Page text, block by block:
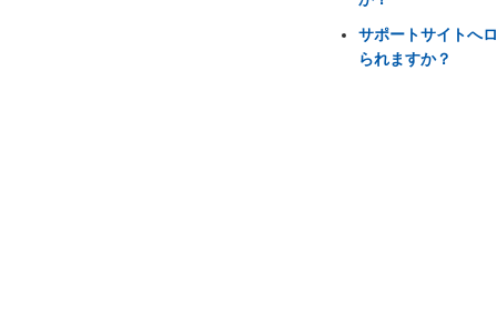
サポートサイトへ
られますか？